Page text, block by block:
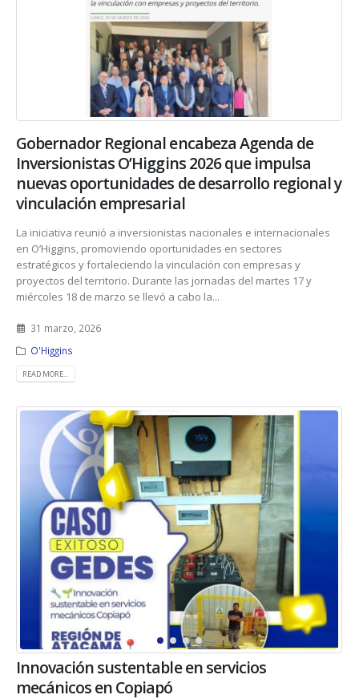
Gobernador Regional encabeza Agenda de
Inversionistas O’Higgins 2026 que impulsa
nuevas oportunidades de desarrollo regional y
vinculación empresarial
La iniciativa reunió a inversionistas nacionales e internacionales
en O’Higgins, promoviendo oportunidades en sectores
estratégicos y fortaleciendo la vinculación con empresas y
proyectos del territorio. Durante las jornadas del martes 17 y
miércoles 18 de marzo se llevó a cabo la...
31 marzo, 2026
O'Higgins
READ MORE...
Innovación sustentable en servicios
mecánicos en Copiapó